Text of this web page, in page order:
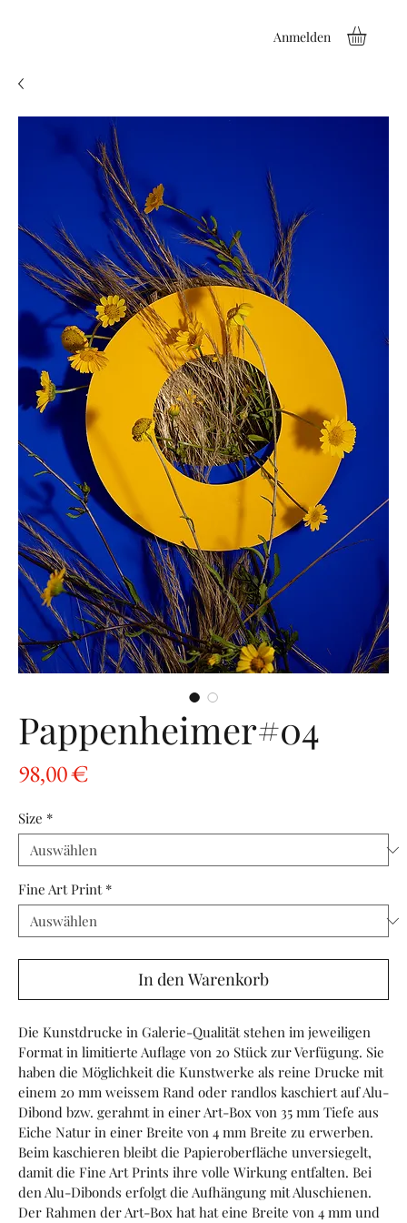
Anmelden
Pappenheimer#04
98,00 €Preis
Size *
Fine Art Print *
In den Warenkorb
Die Kunstdrucke in Galerie-Qualität stehen im jeweiligen
Format in limitierte Auflage von 20 Stück zur Verfügung. Sie
haben die Möglichkeit die Kunstwerke als reine Drucke mit
einem 20 mm weissem Rand oder randlos kaschiert auf Alu-
Dibond bzw. gerahmt in einer Art-Box von 35 mm Tiefe aus
Eiche Natur in einer Breite von 4 mm Breite zu erwerben.
Beim kaschieren bleibt die Papieroberfläche unversiegelt,
damit die Fine Art Prints ihre volle Wirkung entfalten. Bei
den Alu-Dibonds erfolgt die Aufhängung mit Aluschienen.
Der Rahmen der Art-Box hat hat eine Breite von 4 mm und